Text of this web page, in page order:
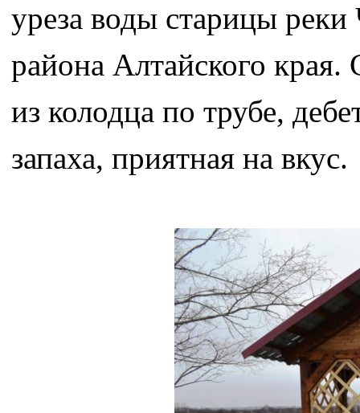
уреза воды старицы
района Алтайского края.
из колодца по трубе,
запаха, приятная на вкус.